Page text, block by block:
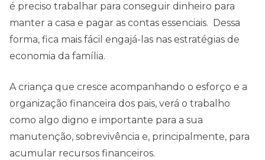
é preciso trabalhar para conseguir dinheiro para
manter a casa e pagar as contas essenciais. Dessa
forma, fica mais fácil engajá-las nas estratégias de
economia da família.
A criança que cresce acompanhando o esforço e a
organização financeira dos pais, verá o trabalho
como algo digno e importante para a sua
manutenção, sobrevivência e, principalmente, para
acumular recursos financeiros.